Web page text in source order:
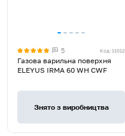
5 Код: 11012
Газова варильна поверхня
ELEYUS IRMA 60 WH CWF
Знято з виробництва